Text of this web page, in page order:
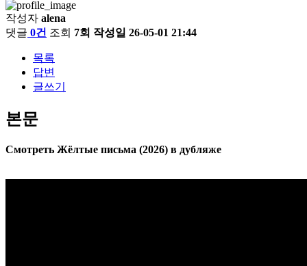
작성자 alena
댓글 0건 조회 7회 작성일 26-05-01 21:44
목록
답변
글쓰기
본문
Смотреть Жёлтые письма (2026) в дубляже